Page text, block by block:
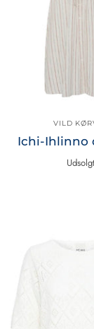
VILD
Ichi-Ihlinno
Udsolgt